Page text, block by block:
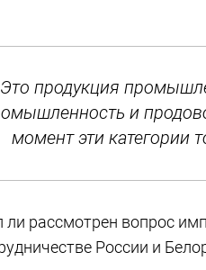
продукция
и
момент эти категории
ли рассмотрен вопрос
России и